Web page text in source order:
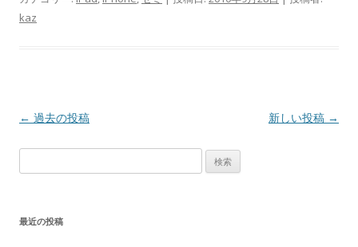
kaz
投
ー
← 過去の投稿 新しい投稿 →
索:
最近の投稿